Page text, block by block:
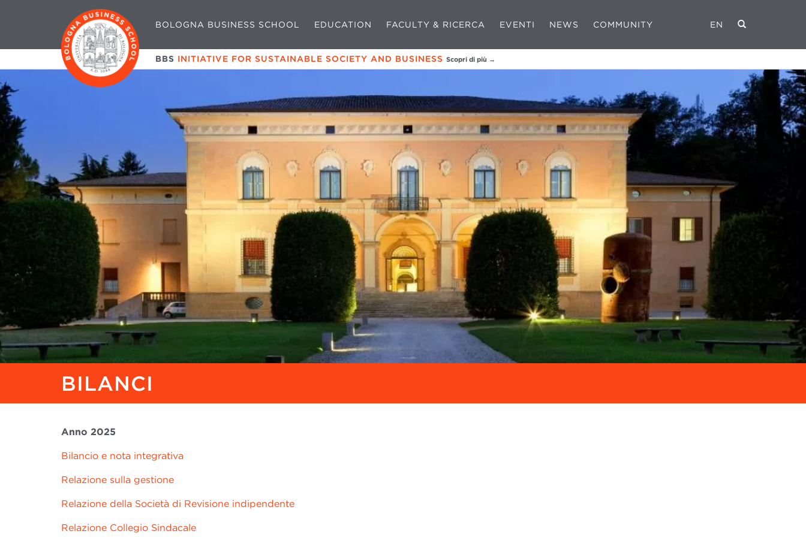
BOLOGNA BUSINESS SCHOOL EDUCATION FACULTY & RICERCA EVENTI NEWS COMMUNITY EN
BBS INITIATIVE FOR SUSTAINABLE SOCIETY AND BUSINESS Scopri di più →
BILANCI
Anno 2025
Bilancio e nota integrativa
Relazione sulla gestione
Relazione della Società di Revisione indipendente
Relazione Collegio Sindacale